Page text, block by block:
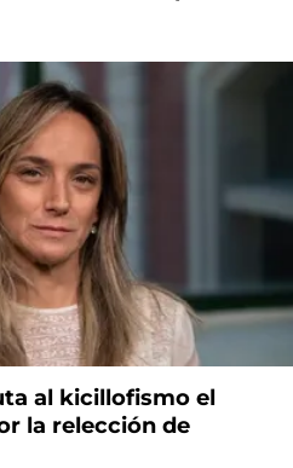
al kicillofismo el
la relección de